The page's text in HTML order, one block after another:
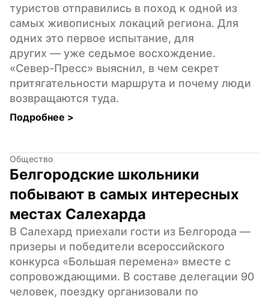
туристов отправились в поход к одной из
самых живописных локаций региона. Для
одних это первое испытание, для
других — уже седьмое восхождение.
«Север-Пресс» выяснил, в чем секрет
притягательности маршрута и почему люди
возвращаются туда.
Подробнее >
Общество
Белгородские школьники
побывают в самых интересных
местах Салехарда
В Салехард приехали гости из Белгорода —
призеры и победители всероссийского
конкурса «Большая перемена» вместе с
сопровождающими. В составе делегации 90
человек, поездку организовали по